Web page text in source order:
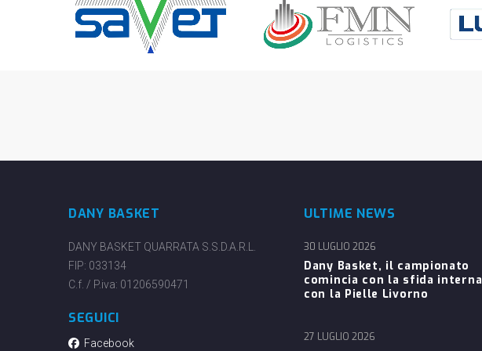
DANY BASKET
DANY BASKET QUARRATA S.S.D.A.R.L.
FIP: 033134
C.f. / P.iva: 01206590471
SEGUICI
Facebook
ULTIME NEWS
Dany Basket, il campionato
comincia con la sfida interna
con la Pielle Livorno
30 LUGLIO 2026
27 LUGLIO 2026